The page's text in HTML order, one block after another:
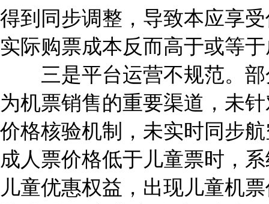
得到同步调整，导致本应享
实际购票成本反而高于或等
三是平台运营不规范。部
为机票销售的重要渠道，未
价格核验机制，未实时同步
成人票价格低于儿童票时，
儿童优惠权益，出现儿童机